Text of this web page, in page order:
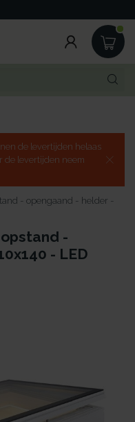
de levertijden helaas
de levertijden neem
- opengaand - helder -
-
- LED